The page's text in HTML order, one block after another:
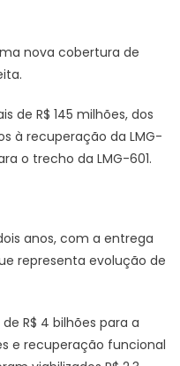
nova cobertura de
de R$ 145 milhões, dos
à recuperação da LMG-
o trecho da LMG-601.
anos, com a entrega
representa evolução de
R$ 4 bilhões para a
e recuperação funcional